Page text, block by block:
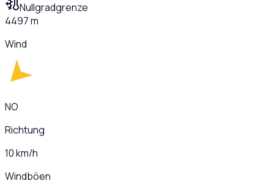
Nullgradgrenze
4497 m
Wind
NO
Richtung
10 km/h
Windböen